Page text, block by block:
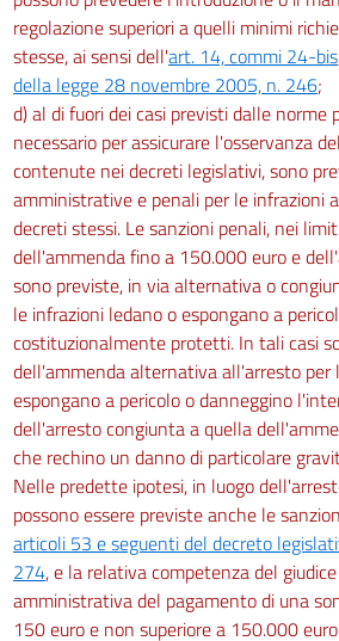
regolazione superiori a quelli minimi
stesse, ai sensi dell'art. 14, commi 24-bis
della legge 28 novembre 2005, n. 246;
d) al di fuori dei casi previsti dalle norme
necessario per assicurare l'osservanza
contenute nei decreti legislativi, sono
amministrative e penali per le infrazioni
decreti stessi. Le sanzioni penali, nei
dell'ammenda fino a 150.000 euro e
sono previste, in via alternativa o
le infrazioni ledano o espongano a
costituzionalmente protetti. In tali casi
dell'ammenda alternativa all'arresto per
espongano a pericolo o danneggino
dell'arresto congiunta a quella
che rechino un danno di particolare
Nelle predette ipotesi, in luogo
possono essere previste anche le
articoli 53 e seguenti del decreto
274, e la relativa competenza del
amministrativa del pagamento di una
150 euro e non superiore a 150.000